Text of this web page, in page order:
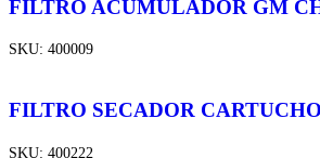
FILTRO ACUMULADOR GM
SKU: 400009
FILTRO SECADOR
SKU: 400222